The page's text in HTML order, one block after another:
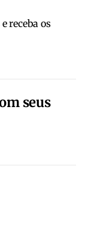
e receba os
seus